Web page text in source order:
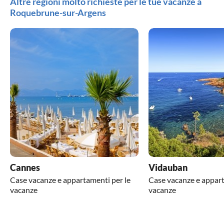
Roquebrune-sur-Argens
Cannes
Case vacanze e appartamenti per le
vacanze
Vidauban
Case vacanze e
vacanze